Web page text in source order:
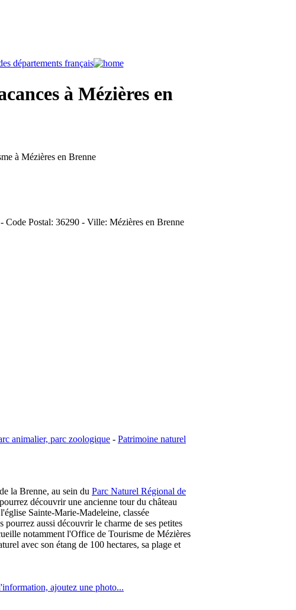
à Mézières en
à Mézières en Brenne
Postal: 36290 - Ville: Mézières en Brenne
animalier, parc zoologique - Patrimoine naturel
la Brenne, au sein du Parc Naturel Régional de
découvrir une ancienne tour du château
Sainte-Marie-Madeleine, classée
aussi découvrir le charme de ses petites
notamment l'Office de Tourisme de Mézières
avec son étang de 100 hectares, sa plage et
ajoutez une photo...